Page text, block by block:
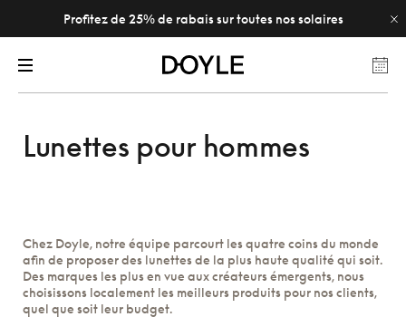
Profitez de 25% de rabais sur toutes nos solaires
Lunettes pour hommes
Chez Doyle, notre équipe parcourt les quatre coins du monde
afin de proposer des lunettes de la plus haute qualité qui soit.
Des marques les plus en vue aux créateurs émergents, nous
choisissons localement les meilleurs produits pour nos clients,
quel que soit leur budget.